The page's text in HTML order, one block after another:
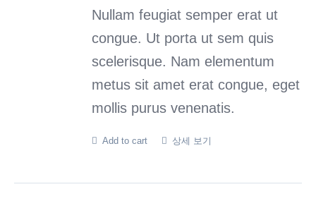
Nullam feugiat semper erat ut
congue. Ut porta ut sem quis
scelerisque. Nam elementum
metus sit amet erat congue, eget
mollis purus venenatis.
Add to cart 상세 보기